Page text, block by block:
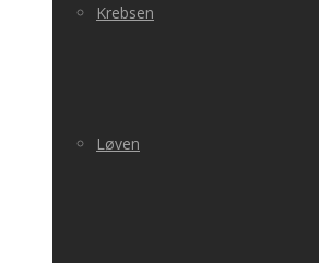
Krebsen
Løven